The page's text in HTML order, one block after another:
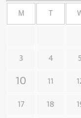
M
3 4 5
10 11
17 18